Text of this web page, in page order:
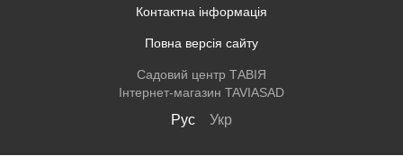
Контактна інформація
Повна версія сайту
Садовий центр ТАВІЯ
Інтернет-магазин TAVIASAD
Рус Укр